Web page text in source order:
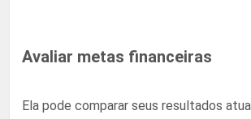
Avaliar metas financeiras
Ela pode comparar seus resultados